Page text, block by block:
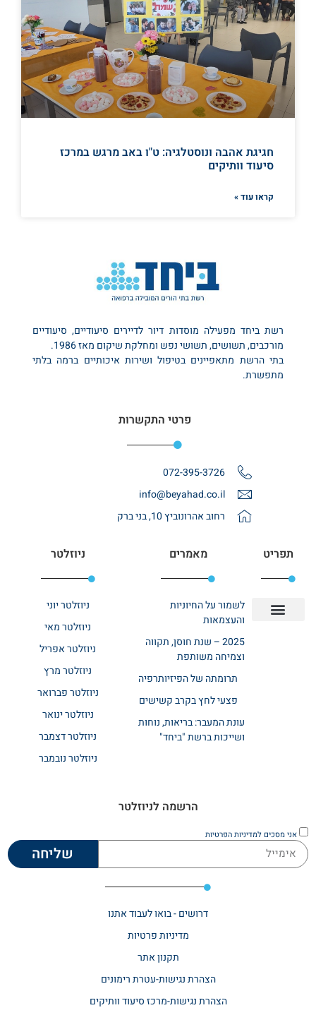
חגיגת אהבה ונוסטלגיה: ט"ו באב מרגש במרכז
סיעוד וותיקים
קראו עוד »
רשת ביחד מפעילה מוסדות דיור לדיירים סיעודיים, סיעודיים
מורכבים, תשושים, תשושי נפש ומחלקת שיקום מאז 1986.
בתי הרשת מתאפיינים בטיפול ושירות איכותיים ברמה בלתי
מתפשרת.
פרטי התקשרות
072-395-3726
info@beyahad.co.il
רחוב אהרונוביץ 10, בני ברק
תפריט מאמרים
לשמור על החיוניות
והעצמאות
2025 – שנת חוסן, תקווה
וצמיחה משותפת
תרומתה של הפיזיותרפיה
פצעי לחץ בקרב קשישים
עונת המעבר: בריאות, נוחות
ושייכות ברשת "ביחד"
ניוזלטר
ניוזלטר יוני
ניוזלטר מאי
ניוזלטר אפריל
ניוזלטר מרץ
ניוזלטר פברואר
ניוזלטר ינואר
ניוזלטר דצמבר
ניוזלטר נובמבר
הרשמה לניוזלטר
אני מסכים למדיניות הפרטיות
שליחה
דרושים - בואו לעבוד אתנו
מדיניות פרטיות
תקנון אתר​
הצהרת נגישות-עטרת רימונים
הצהרת נגישות-מרכז סיעוד וותיקים